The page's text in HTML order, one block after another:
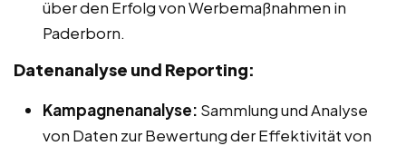
über den Erfolg von Werbemaßnahmen in
Paderborn.
Datenanalyse und Reporting:
Kampagnenanalyse: Sammlung und Analyse
von Daten zur Bewertung der Effektivität von